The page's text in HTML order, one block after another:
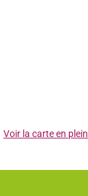
Voir la carte en